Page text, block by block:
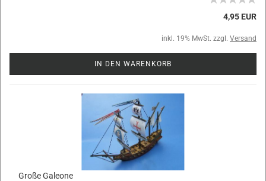
4,95 EUR
inkl. 19% MwSt. zzgl. Versand
IN DEN WARENKORB
Große Galeone